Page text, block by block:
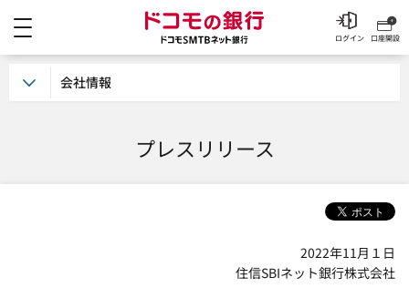
ドコモの銀行 ドコモ
口座開設
ログイン
プレスリリース
2022年11月１日
住信SBIネット銀行株式会社
会社情報